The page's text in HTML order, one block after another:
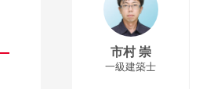
市村 崇
一級建築士